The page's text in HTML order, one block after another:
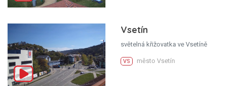
Vsetín
světelná křižovatka ve Vsetíně
VS město Vsetín